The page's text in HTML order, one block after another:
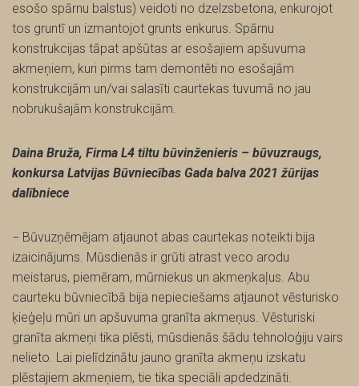
esošo spārnu balstus) veidoti no dzelzsbetona, enkurojot
tos gruntī un izmantojot grunts enkurus. Spārnu
konstrukcijas tāpat apšūtas ar esošajiem apšuvuma
akmeņiem, kuri pirms tam demontēti no esošajām
konstrukcijām un/vai salasīti caurtekas tuvumā no jau
nobrukušajām konstrukcijām.
Daina Bruža, Firma L4 tiltu būvinženieris – būvuzraugs,
konkursa Latvijas Būvniecības Gada balva 2021 žūrijas
dalībniece
− Būvuzņēmējam atjaunot abas caurtekas noteikti bija
izaicinājums. Mūsdienās ir grūti atrast veco arodu
meistarus, piemēram, mūrniekus un akmeņkaļus. Abu
caurteku būvniecībā bija nepieciešams atjaunot vēsturisko
ķieģeļu mūri un apšuvuma granīta akmeņus. Vēsturiski
granīta akmeņi tika plēsti, mūsdienās šādu tehnoloģiju vairs
nelieto. Lai pielīdzinātu jauno granīta akmeņu izskatu
plēstajiem akmeņiem, tie tika speciāli apdedzināti.